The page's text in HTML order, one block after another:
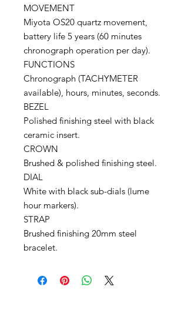
MOVEMENT
Miyota OS20 quartz movement,
battery life 5 years (60 minutes
chronograph operation per day).
FUNCTIONS
Chronograph (TACHYMETER
available), hours, minutes, seconds.
BEZEL
Polished finishing steel with black
ceramic insert.
CROWN
Brushed & polished finishing steel.
DIAL
White with black sub-dials (lume
hour markers).
STRAP
Brushed finishing 20mm steel
bracelet.